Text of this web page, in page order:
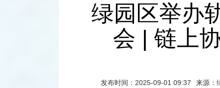
绿园区举办
会 | 链上
发布时间：2025-09-01 09:37 来源：